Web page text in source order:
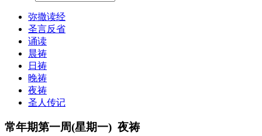
弥撒读经
圣言反省
诵读
晨祷
日祷
晚祷
夜祷
圣人传记
常年期第一周(星期一) 夜祷